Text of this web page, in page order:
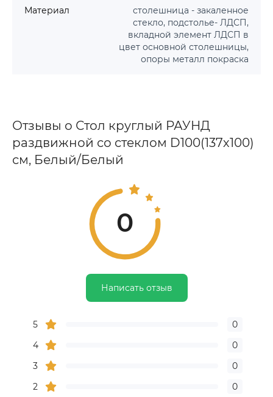
Материал
столешница - закаленное
стекло, подстолье- ЛДСП,
вкладной элемент ЛДСП в
цвет основной столешницы,
опоры металл покраска
Отзывы о Стол круглый РАУНД
раздвижной со стеклом D100(137х100)
см, Белый/Белый
0
Написать отзыв
5
0
4
0
3
0
2
0